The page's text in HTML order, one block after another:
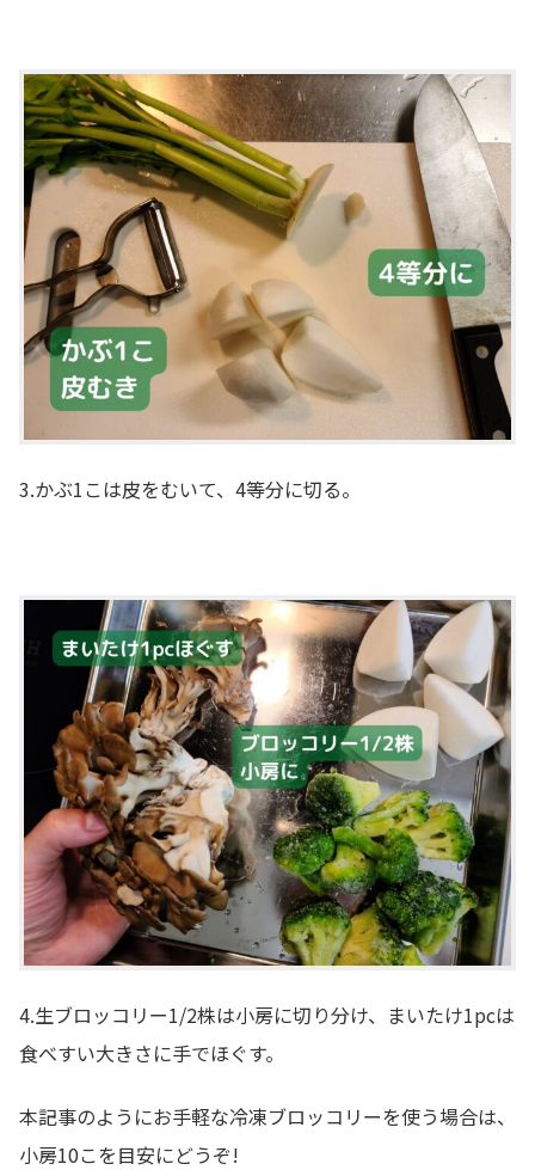
3.かぶ1こは皮をむいて、4等分に切る。
4.生ブロッコリー1/2株は小房に切り分け、まいたけ1pcは
食べすい大きさに手でほぐす。
本記事のようにお手軽な冷凍ブロッコリーを使う場合は、
小房10こを目安にどうぞ!